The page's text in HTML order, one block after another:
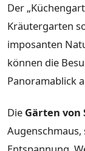
Der
Kräutergarten
imposanten
können die
Panoramablick
Die Gärten von